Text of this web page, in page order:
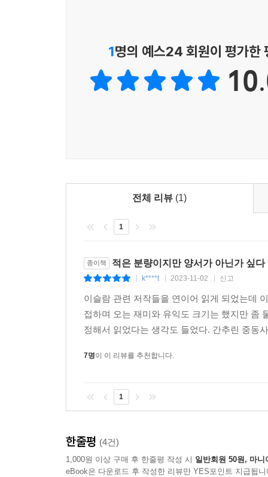
부와는 상관없이, 무슬림들은 서구와 이슬람이
노하며 아프가니스탄과 이라크에서 진행 중인
1명의 예스24 회원이 평가한
전체 리뷰 (1)
1
종이책 적은 분량이지만 양서가 아닌가 싶다
k****t 2023-11-02 신고
이슬람 관련 저작들을 연이어 읽게 되었는데
접하며 오는 재미와 유익도 크기는 했지만 좀
정해서 읽었다는 생각도 들었다. 간추린 중동
7명이 이 리뷰를 추천합니다.
1
한줄평 (4건)
1,000원 이상 구매 후 한줄평 작성 시 일반회원 50원, 마니
eBook은 다운로드 후 작성한 리뷰만 YES포인트 지급됩니